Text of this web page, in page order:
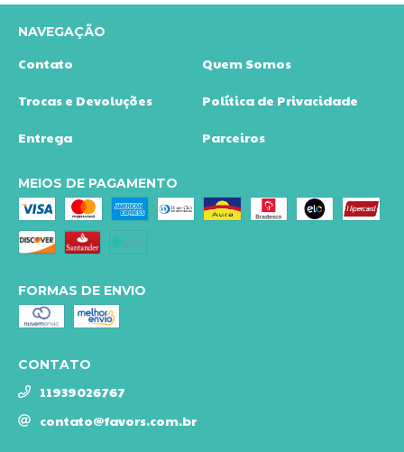
NAVEGAÇÃO
Contato Quem Somos
Trocas e Devoluções Política de Privacidade
Entrega Parceiros
MEIOS DE PAGAMENTO
FORMAS DE ENVIO
CONTATO
11939026767
contato@favors.com.br